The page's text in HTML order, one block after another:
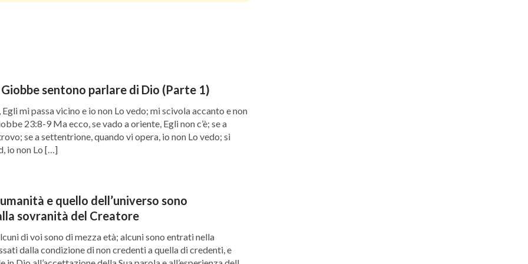
per fare più soldi e affermarsi, si ammazzano
e alle spalle, allo stomaco e al cuore, e
che Satana ci ha inflitto ed è la
rinneghiamo e tradiamo e perseguiamo il
facendo affidamento sul nostro duro
essere ragionevoli e avere il giusto
o fraintendere Dio.
possiamo ridurre i casi di malattia
abbiamo violato le leggi della vita
dice: “Sono trascorse migliaia di anni e
sentono parlare di Dio (Parte 1)
mi passa vicino e io non Lo vedo; mi scivola accanto e non
23:8-9 Ma ecco, se vado a oriente, Egli non c’è; se a
se a settentrione, quando vi opera, io non Lo vedo; si
io non Lo […]
e quello dell’universo sono
sovranità del Creatore
di voi sono di mezza età; alcuni sono entrati nella
dalla condizione di non credenti a quella di credenti, e